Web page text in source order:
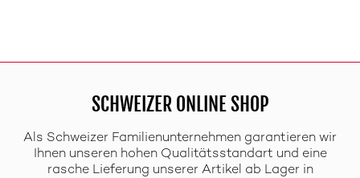
SCHWEIZER ONLINE SHOP
Als Schweizer Familienunternehmen garantieren wir
Ihnen unseren hohen Qualitätsstandart und eine
rasche Lieferung unserer Artikel ab Lager in